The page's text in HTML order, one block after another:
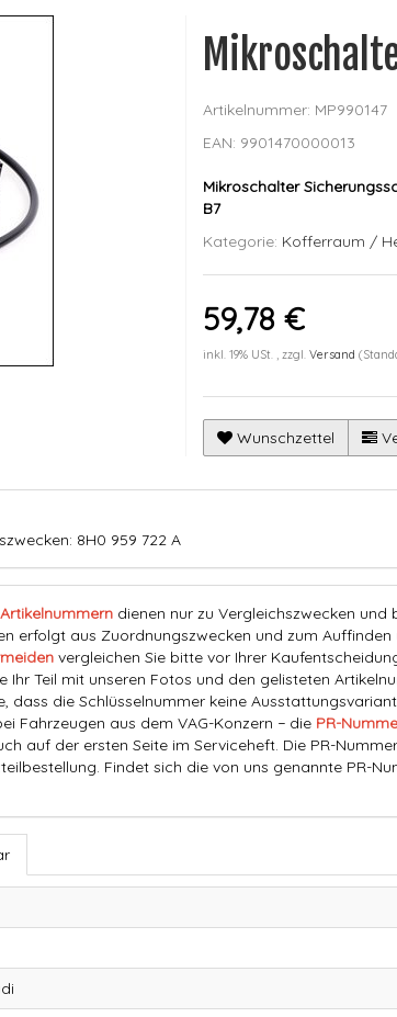
Artikelnummer: MP990147
EAN: 9901470000013
Mikroschalter
B7
Kategorie: Kofferraum /
59,78 €
inkl. 19% USt. , zzgl. Versand
Wunschzettel
8H0 959 722 A
dienen nur zu Vergleichszwecken
erfolgt aus Zuordnungszwecken und zum Auffinden
vergleichen Sie bitte vor Ihrer
Teil mit unseren Fotos und den gelisteten
dass die Schlüsselnummer keine
Fahrzeugen aus dem VAG-Konzern − die PR-
auf der ersten Seite im Serviceheft. Die PR-
Findet sich die von uns genannte PR-